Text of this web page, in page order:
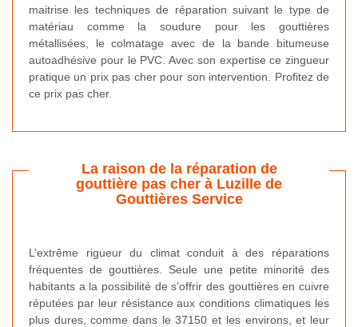
maitrise les techniques de réparation suivant le type de
matériau comme la soudure pour les gouttières
métallisées, le colmatage avec de la bande bitumeuse
autoadhésive pour le PVC. Avec son expertise ce zingueur
pratique un prix pas cher pour son intervention. Profitez de
ce prix pas cher.
La raison de la réparation de
gouttière pas cher à Luzille de
Gouttières Service
L’extrême rigueur du climat conduit à des réparations
fréquentes de gouttières. Seule une petite minorité des
habitants a la possibilité de s’offrir des gouttières en cuivre
réputées par leur résistance aux conditions climatiques les
plus dures, comme dans le 37150 et les environs, et leur